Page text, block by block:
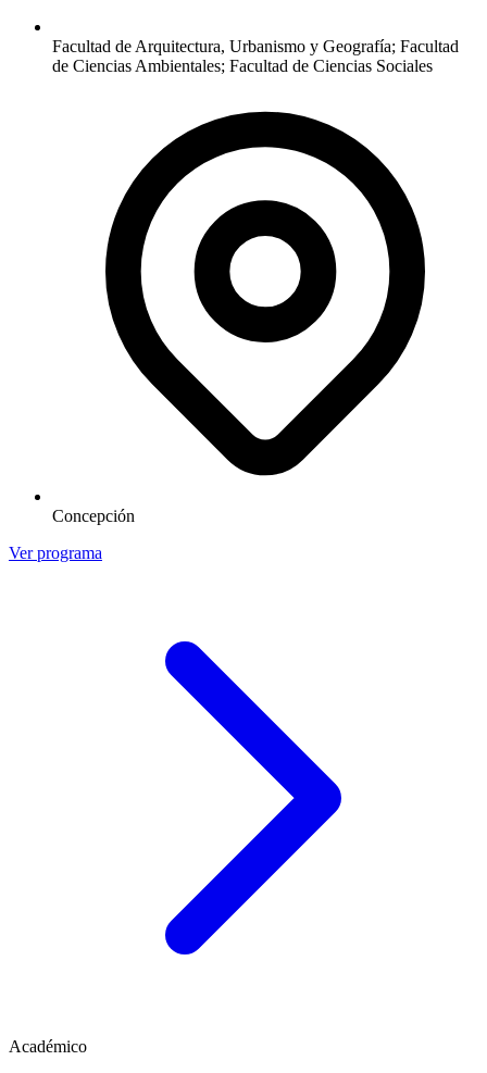
Facultad de Arquitectura, Urbanismo y Geografía; Facultad
de Ciencias Ambientales; Facultad de Ciencias Sociales
Concepción
Ver programa
Académico